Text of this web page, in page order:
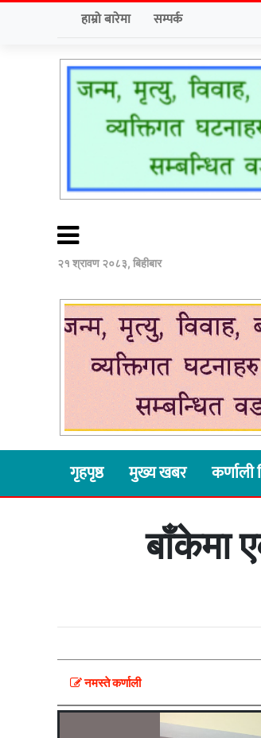
हाम्रो बारेमा सम्पर्क
२१ श्रावण २०८३, बिहीबार
गृहपृष्ठ मुख्य खबर कर्णाली
बाँकेमा
नमस्ते कर्णाली